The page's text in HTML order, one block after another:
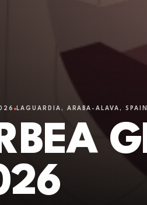
LAGUARDIA, ARABA-ALAVA, SPAIN